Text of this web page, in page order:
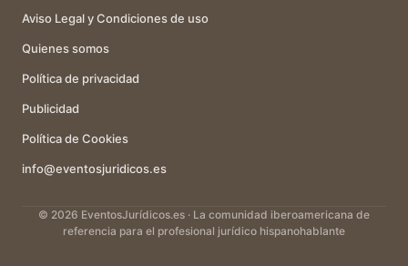
Aviso Legal y Condiciones de uso
Quienes somos
Política de privacidad
Publicidad
Política de Cookies
info@eventosjuridicos.es
© 2026 EventosJurídicos.es · La comunidad iberoamericana de
referencia para el profesional jurídico hispanohablante